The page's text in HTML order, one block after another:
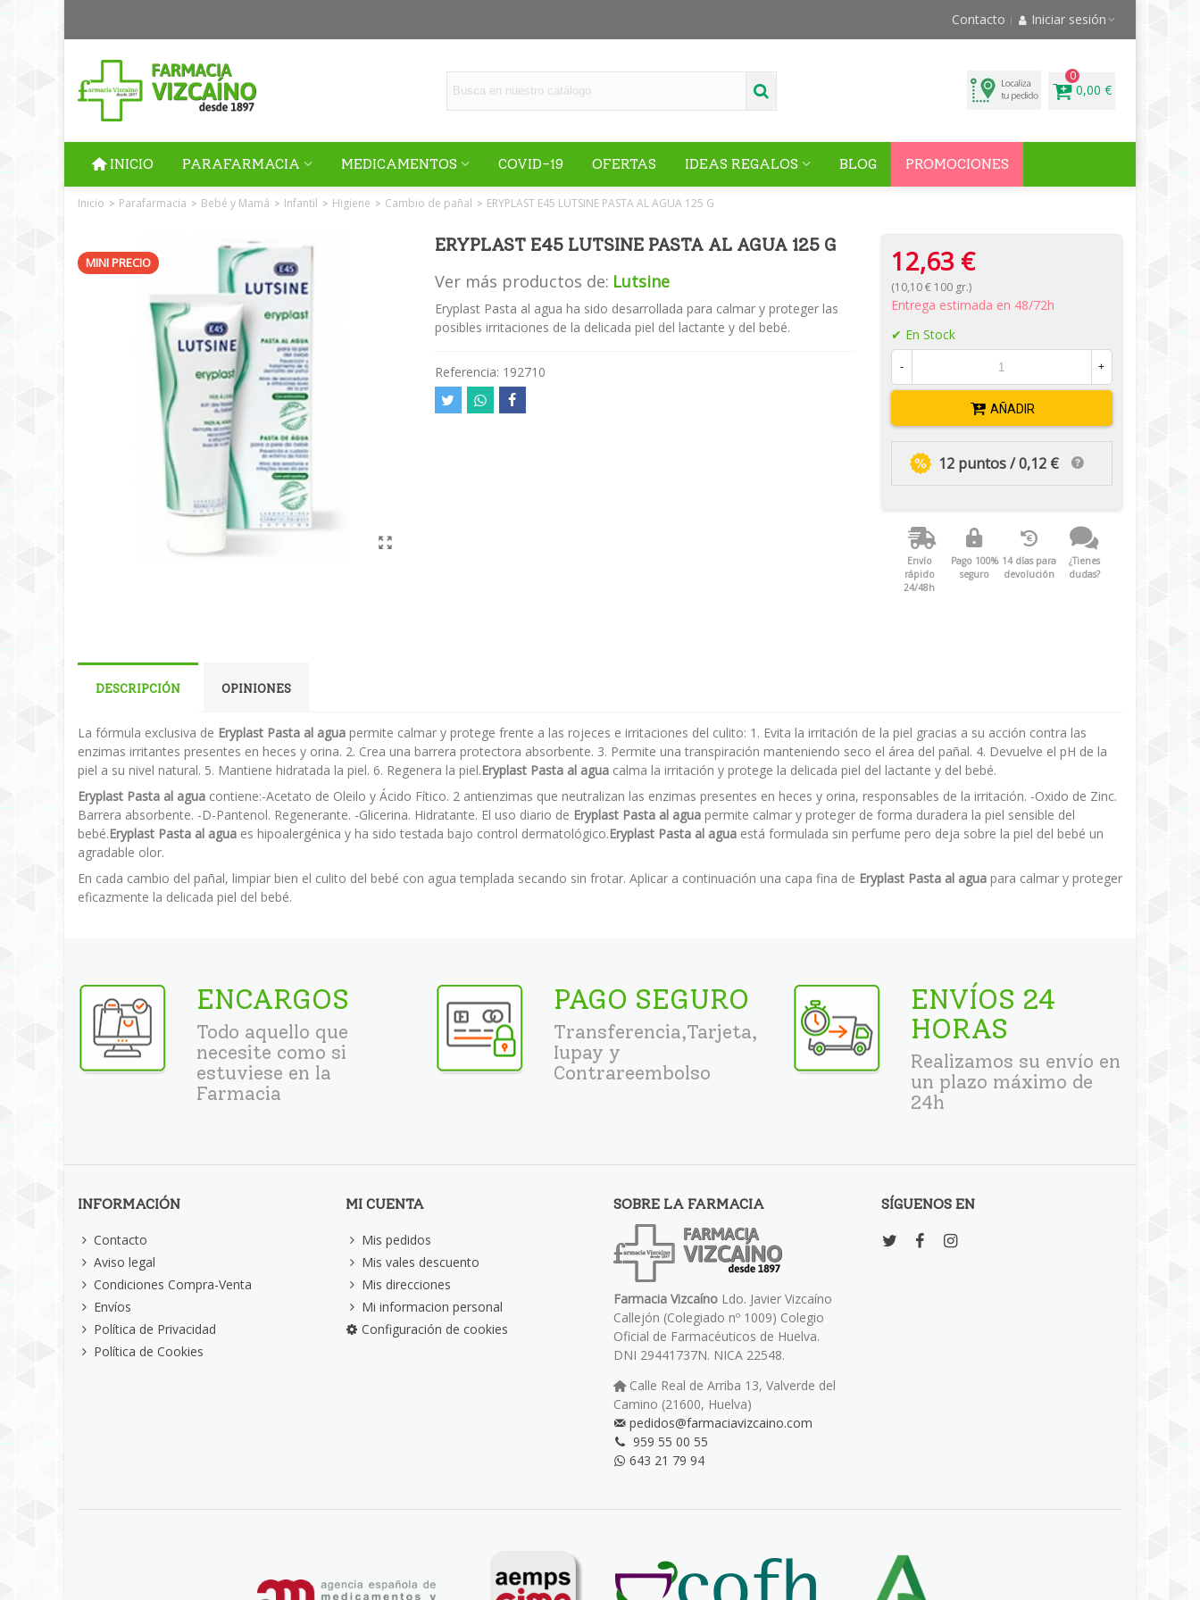
Contacto Iniciar sesión
0
0,00 €
INICIO PARAFARMACIA MEDICAMENTOS COVID-19 OFERTAS IDEAS REGALOS BLOG PROMOCIONES
Inicio > Parafarmacia > Bebé y Mamá > Infantil > Higiene > Cambio de pañal > ERYPLAST E45 LUTSINE PASTA AL AGUA 125 G
MINI PRECIO
ERYPLAST E45 LUTSINE PASTA AL AGUA 125 G
Ver más productos de: Lutsine
Eryplast Pasta al agua ha sido desarrollada para calmar y proteger las
posibles irritaciones de la delicada piel del lactante y del bebé.
Referencia: 192710
12,63 €
(10,10 € 100 gr.)
Entrega estimada en 48/72h
En Stock
- +
AÑADIR
12 puntos / 0,12 €
Envío
rápido
24/48h
Pago 100%
seguro
14 días para
devolución
¿Tienes
dudas?
DESCRIPCIÓN OPINIONES
La fórmula exclusiva de Eryplast Pasta al agua permite calmar y protege frente a las rojeces e irritaciones del culito: 1. Evita la irritación de la piel gracias a su acción contra las
enzimas irritantes presentes en heces y orina. 2. Crea una barrera protectora absorbente. 3. Permite una transpiración manteniendo seco el área del pañal. 4. Devuelve el pH de la
piel a su nivel natural. 5. Mantiene hidratada la piel. 6. Regenera la piel.Eryplast Pasta al agua calma la irritación y protege la delicada piel del lactante y del bebé.
Eryplast Pasta al agua contiene:-Acetato de Oleilo y Ácido Fítico. 2 antienzimas que neutralizan las enzimas presentes en heces y orina, responsables de la irritación. -Oxido de Zinc.
Barrera absorbente. -D-Pantenol. Regenerante. -Glicerina. Hidratante. El uso diario de Eryplast Pasta al agua permite calmar y proteger de forma duradera la piel sensible del
bebé.Eryplast Pasta al agua es hipoalergénica y ha sido testada bajo control dermatológico.Eryplast Pasta al agua está formulada sin perfume pero deja sobre la piel del bebé un
agradable olor.
En cada cambio del pañal, limpiar bien el culito del bebé con agua templada secando sin frotar. Aplicar a continuación una capa fina de Eryplast Pasta al agua para calmar y proteger
eficazmente la delicada piel del bebé.
ENCARGOS
Todo aquello que
necesite como si
estuviese en la
Farmacia
PAGO SEGURO
Transferencia,Tarjeta,
Iupay y
Contrareembolso
ENVÍOS 24
HORAS
Realizamos su envío en
un plazo máximo de
24h
INFORMACIÓN
Contacto
Aviso legal
Condiciones Compra-Venta
Envíos
Política de Privacidad
Política de Cookies
MI CUENTA
Mis pedidos
Mis vales descuento
Mis direcciones
Mi informacion personal
Configuración de cookies
SOBRE LA FARMACIA
Farmacia Vizcaíno Ldo. Javier Vizcaíno
Callejón (Colegiado nº 1009) Colegio
Oficial de Farmacéuticos de Huelva.
DNI 29441737N. NICA 22548.
Calle Real de Arriba 13, Valverde del
Camino (21600, Huelva)
pedidos@farmaciavizcaino.com
959 55 00 55
643 21 79 94
SÍGUENOS EN